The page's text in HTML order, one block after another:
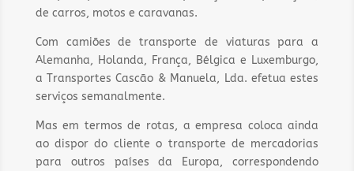
de carros, motos e caravanas.
Com camiões de transporte de viaturas para a
Alemanha, Holanda, França, Bélgica e Luxemburgo,
a Transportes Cascão & Manuela, Lda. efetua estes
serviços semanalmente.
Mas em termos de rotas, a empresa coloca ainda
ao dispor do cliente o transporte de mercadorias
para outros países da Europa, correspondendo